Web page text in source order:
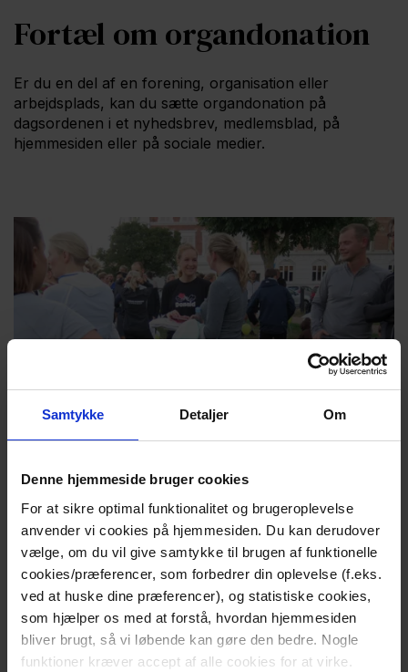
Samtykke Detaljer Om
Denne hjemmeside bruger cookies
For at sikre optimal funktionalitet og brugeroplevelse
anvender vi cookies på hjemmesiden. Du kan derudover
vælge, om du vil give samtykke til brugen af funktionelle
cookies/præferencer, som forbedrer din oplevelse (f.eks.
ved at huske dine præferencer), og statistiske cookies,
som hjælper os med at forstå, hvordan hjemmesiden
bliver brugt, så vi løbende kan gøre den bedre. Nogle
funktioner kræver accept af alle cookies for at virke.
Fortæl om organdonation
Er du en del af en forening, organisation eller
arbejdsplads, kan du sætte organdonation på
dagsordenen i et nyhedsbrev, medlemsblad, på
hjemmesiden eller på sociale medier.
Løb i byen
Arrangér et motionsløb, en gåtur eller en cykeltur
sammen med den lokale sportsforening – og brug
aktiviteten til at skabe synlighed om organdonation.